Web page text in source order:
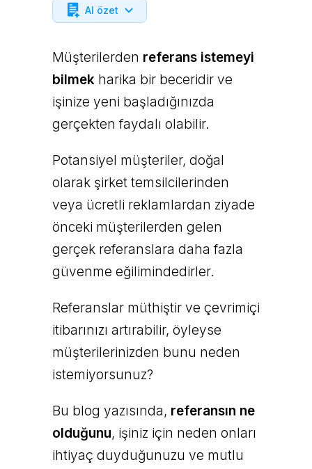
AI özet
Müşterilerden referans istemeyi
bilmekharika bir beceridir ve
işinize yeni başladığınızda
gerçekten faydalı olabilir.
Potansiyel müşteriler, doğal
olarak şirket temsilcilerinden
veya ücretli reklamlardan ziyade
önceki müşterilerden gelen
gerçek referanslara daha fazla
güvenme eğilimindedirler.
Referanslar müthiştir ve çevrimiçi
itibarınızı artırabilir, öyleyse
müşterilerinizden bunu neden
istemiyorsunuz?
Bu blog yazısında, referansın ne
olduğunu, işiniz için neden onları
ihtiyaç duyduğunuzu ve mutlu